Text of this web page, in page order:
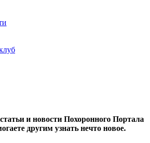
и новости Похоронного Портала
другим узнать нечто новое.